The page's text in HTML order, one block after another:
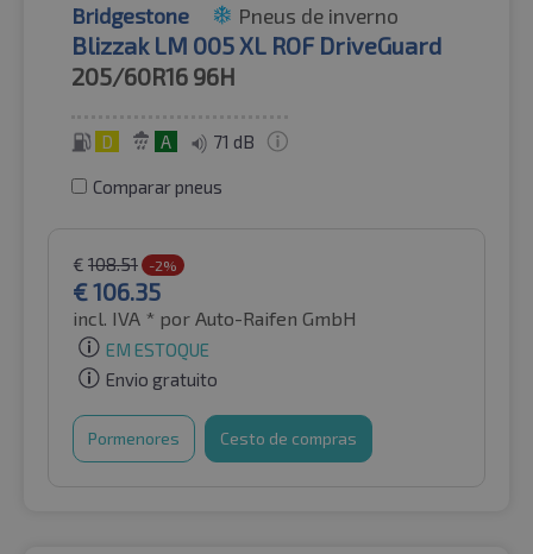
Bridgestone Pneus de inverno
Blizzak LM 005 XL ROF DriveGuard
205/60R16 96H
D A 71 dB
Comparar pneus
€ 108.51 -2%
€106.35
incl. IVA * por Auto-Raifen GmbH
EM ESTOQUE
Envio gratuito
Pormenores Cesto de compras